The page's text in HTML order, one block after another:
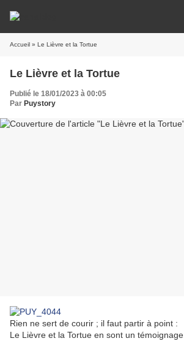
Accueil » Le Lièvre et la Tortue
Le Lièvre et la Tortue
Publié le 18/01/2023 à 00:05
Par Puystory
Rien ne sert de courir ; il faut partir à point :
Le Lièvre et la Tortue en sont un témoignage.